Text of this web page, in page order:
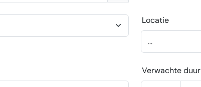
Locatie
Verwachte duur